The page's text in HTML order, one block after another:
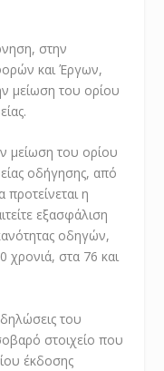
στην
και Έργων,
μείωση του ορίου
μείωση του ορίου
οδήγησης, από
η
εξασφάλιση
οδηγών,
χρονιά, στα 76 και
του
στοιχείο που
έκδοσης